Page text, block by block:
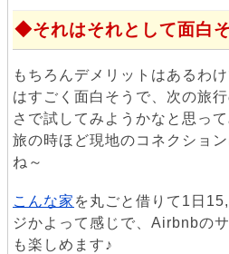
それはそれとして面白
もちろんデメリットはあるわ
はすごく面白そうで、次の旅
さで試してみようかなと思っ
旅の時ほど現地のコネクショ
ね～
こんな家 を丸ごと借りて1日
ジかよって感じで、Airbnbの
も楽しめます♪